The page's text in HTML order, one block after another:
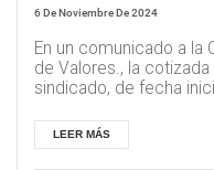
6 De Noviembre De 2024
En un comunicado a la
de Valores., la
sindicado, de fecha
LEER MÁS